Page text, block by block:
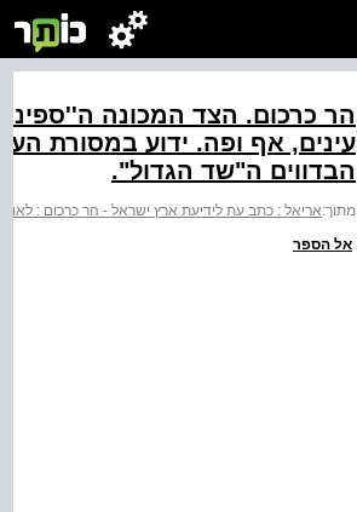
הר כרכום. הצד המכונה
עינים, אף ופה. ידוע במסורת
הבדווים ה"שד הגדול‭."‬
מתוך:אריאל : כתב עת לידיעת ארץ ישראל - הר כרכום :
אל הספר